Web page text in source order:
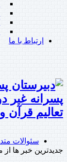
ارتباط با ما
پسرانه غیر
تعالیم قرآن
سئوالات
جدیدترین خبر ها از